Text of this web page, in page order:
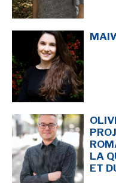
EDITEURS &
LES PARUTIONS/
NEWSLETTER
En indiquant votre adresse mail ci-
part d'Actusf. Vous pouvez vous
désinscription.
LA RÉDACTION
LA
ET